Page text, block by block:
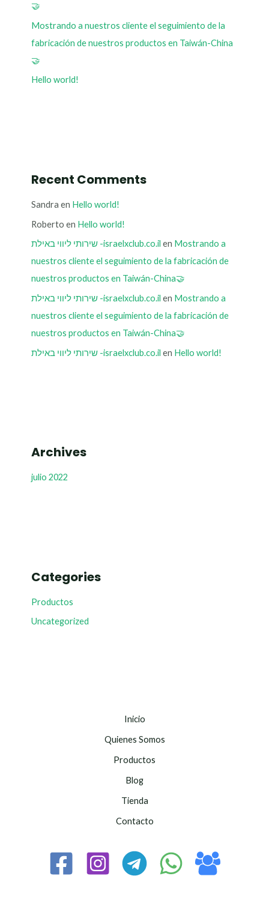
🤝
Mostrando a nuestros cliente el seguimiento de la
fabricación de nuestros productos en Taiwán-China
🤝
Hello world!
Recent Comments
Sandra en Hello world!
Roberto en Hello world!
שירותי ליווי באילת -israelxclub.co.il en Mostrando a
nuestros cliente el seguimiento de la fabricación de
nuestros productos en Taiwán-China🤝
שירותי ליווי באילת -israelxclub.co.il en Mostrando a
nuestros cliente el seguimiento de la fabricación de
nuestros productos en Taiwán-China🤝
שירותי ליווי באילת -israelxclub.co.il en Hello world!
Archives
julio 2022
Categories
Productos
Uncategorized
Inicio
Quienes Somos
Productos
Blog
Tienda
Contacto